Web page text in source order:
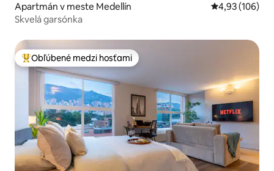
Apartmán v meste Medellín Priemerné
4,93 (106)
Skvelá garsónka
Najobľúbenejšie medzi hosťami
Obľúbené medzi hosťami